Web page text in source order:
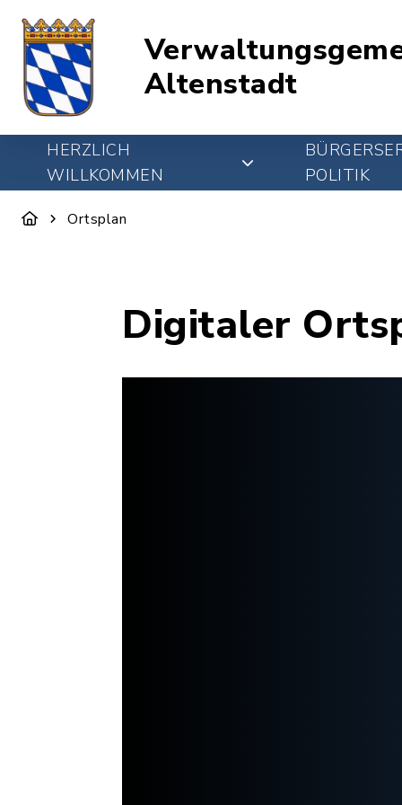
Altenstadt
HERZLICH
WILLKOMMEN
POLITIK
Ortsplan
Digitaler